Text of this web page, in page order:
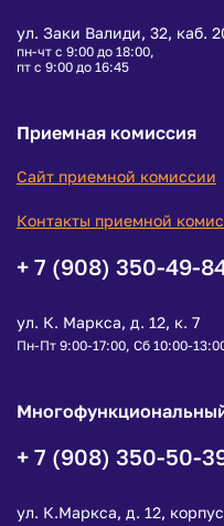
ул. Заки Валиди, 32, каб.
пн-чт с 9:00 до 18:00,
пт с 9:00 до 16:45
Приемная комиссия
Сайт приемной комиссии
Контакты приемной
+ 7 (908) 350-49-
ул. К. Маркса, д. 12, к. 7
Пн-Пт 9:00-17:00, Сб 10:00-
+ 7 (908) 350-50-
ул. К.Маркса, д. 12,